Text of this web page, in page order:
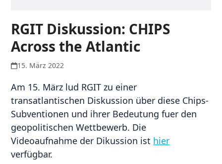
RGIT Diskussion: CHIPS
Across the Atlantic
15. März 2022
Am 15. März lud RGIT zu einer
transatlantischen Diskussion über diese Chips-
Subventionen und ihrer Bedeutung fuer den
geopolitischen Wettbewerb. Die
Videoaufnahme der Dikussion ist hier
verfügbar.